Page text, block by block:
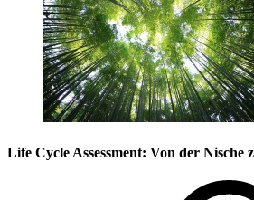
Life Cycle Assessment: Von der Nische